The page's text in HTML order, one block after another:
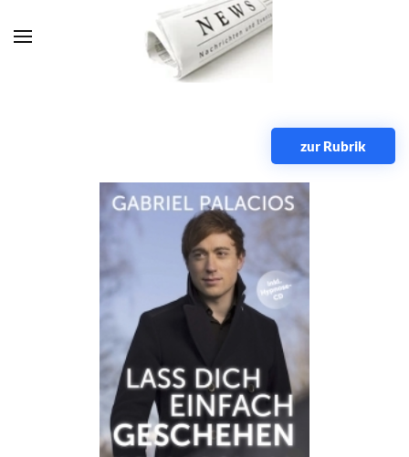
Zum Hauptinhalt springen
zur Rubrik